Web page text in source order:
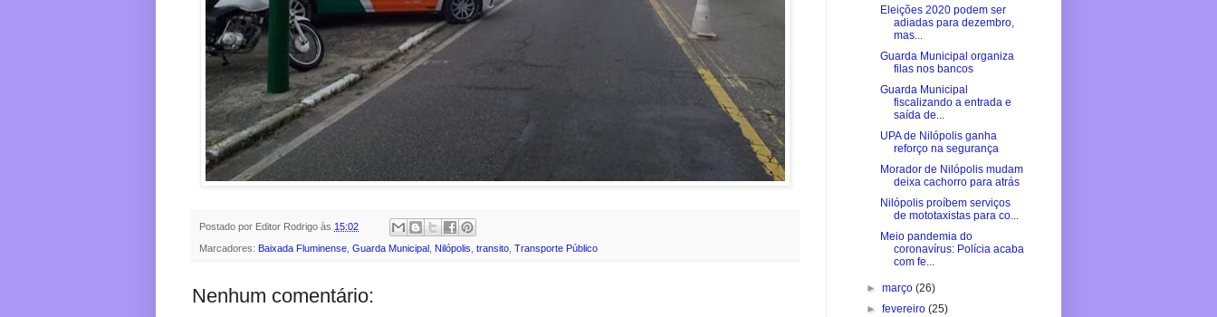
Postado por Editor Rodrigo às 15:02
Marcadores: Baixada Fluminense, Guarda Municipal , Nilópolis, transito, Transporte Público
Nenhum comentário:
Eleições 2020 podem ser
adiadas para dezembro,
mas...
Guarda Municipal organiza
filas nos bancos
Guarda Municipal
fiscalizando a entrada e
saída de...
UPA de Nilópolis ganha
reforço na segurança
Morador de Nilópolis mudam
deixa cachorro para atrás
Nilópolis proíbem serviços
de mototaxistas para co...
Meio pandemia do
coronavírus: Polícia acaba
com fe...
►março(26)
►fevereiro(25)